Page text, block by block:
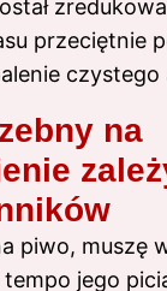
przeciętnie
czystego
na
piwo, muszę
jego